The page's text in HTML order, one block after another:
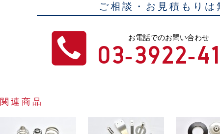
ご相談・お見積もり
お電話でのお問い合わせ
03-3922-
関連商品